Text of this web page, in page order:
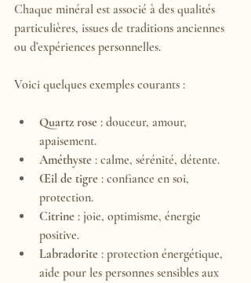
Chaque minéral est associé à des qualités
particulières, issues de traditions anciennes
ou d’expériences personnelles.
Voici quelques exemples courants :
Quartz rose : douceur, amour,
apaisement.
Améthyste : calme, sérénité, détente.
Œil de tigre : confiance en soi,
protection.
Citrine : joie, optimisme, énergie
positive.
Labradorite : protection énergétique,
aide pour les personnes sensibles aux